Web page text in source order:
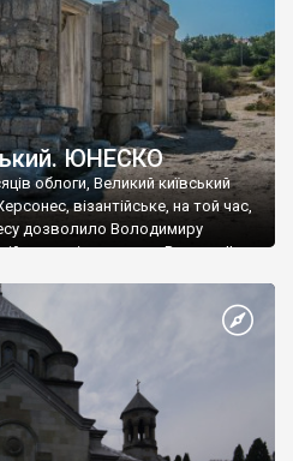
ЮНЕСКО
облоги, Великий київський
візантійське, на той час,
дозволило Володимиру
імператору Василю ІІ, та
став Василем-християнином.
На честь Херсонесу Таврійського